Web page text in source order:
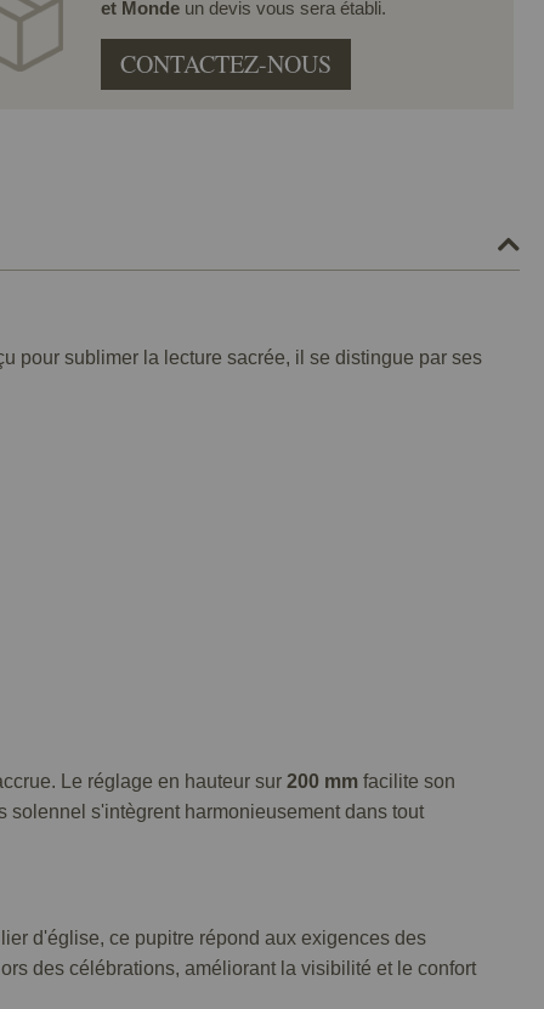
et Monde un devis vous sera établi.
CONTACTEZ-NOUS
pour sublimer la lecture sacrée, il se distingue par ses
Le réglage en hauteur sur 200 mm facilite son
solennel s'intègrent harmonieusement dans tout
d'église, ce pupitre répond aux exigences des
des célébrations, améliorant la visibilité et le confort